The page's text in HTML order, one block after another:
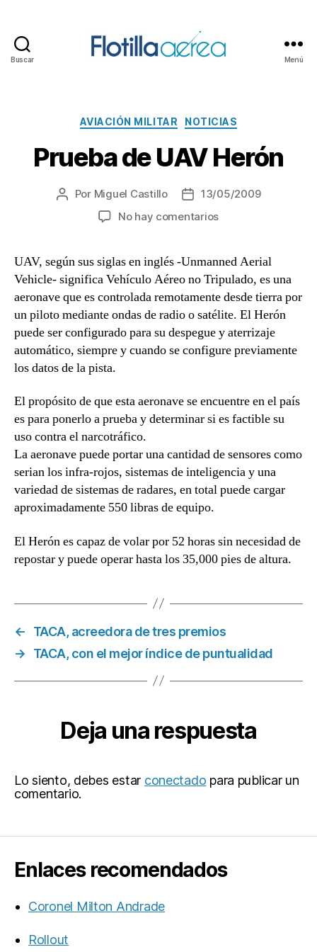
Buscar Menú
Categorías
AVIACIÓN MILITAR NOTICIAS
Prueba de UAV Herón
Autor
Por Miguel Castillo
Fecha13/05/2009
No hay comentariosen
UAV
Herón
UAV, según sus siglas en inglés -Unmanned Aerial
Vehicle- significa Vehículo Aéreo no Tripulado, es una
aeronave que es controlada remotamente desde tierra por
un piloto mediante ondas de radio o satélite. El Herón
puede ser configurado para su despegue y aterrizaje
automático, siempre y cuando se configure previamente
los datos de la pista.
El propósito de que esta aeronave se encuentre en el país
es para ponerlo a prueba y determinar si es factible su
uso contra el narcotráfico.
La aeronave puede portar una cantidad de sensores como
serian los infra-rojos, sistemas de inteligencia y una
variedad de sistemas de radares, en total puede cargar
aproximadamente 550 libras de equipo.
El Herón es capaz de volar por 52 horas sin necesidad de
repostar y puede operar hasta los 35,000 pies de altura.
←
TACA, acreedora de tres premios
→
TACA, con el mejor índice de puntualidad
Deja una respuesta
Lo siento, debes estar conectado para publicar un
comentario.
Enlaces recomendados
Coronel Milton Andrade
Rollout